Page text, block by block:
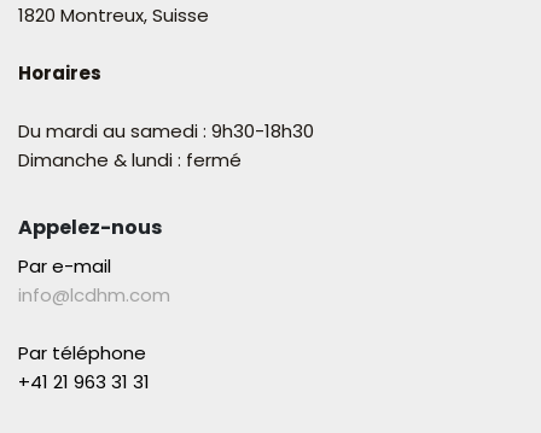
1820 Montreux, Suisse
Horaires
Du mardi au samedi : 9h30-18h30
Dimanche & lundi : fermé
Appelez-nous
Par e-mail
info@lcdhm.com
Par téléphone
+41 21 963 31 31​